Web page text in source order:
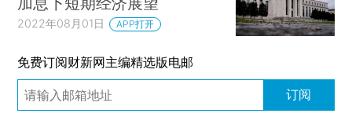
2022年08月01日 APP打开
免费订阅财新网主编精选版电邮
订阅